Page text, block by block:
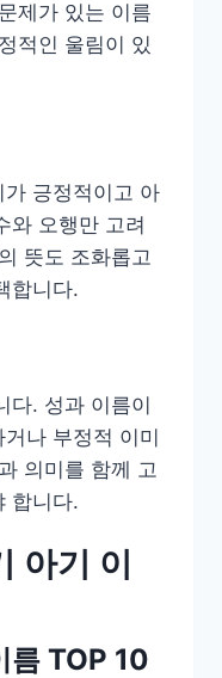
제가 있는 이름
적인 울림이 있
긍정적이고 아
와 오행만 고려
뜻도 조화롭고
합니다.
다. 성과 이름이
나 부정적 이미
의미를 함께 고
합니다.
아기 이
름 TOP 10